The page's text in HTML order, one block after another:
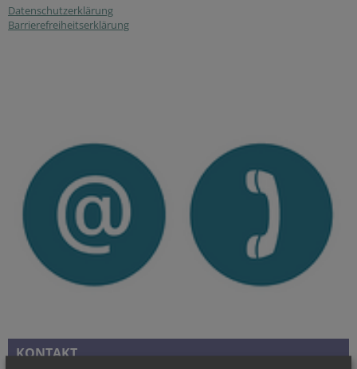
Datenschutzerklärung
Barrierefreiheitserklärung
KONTAKT